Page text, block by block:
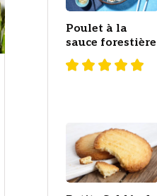
Poulet à la
sauce forestière